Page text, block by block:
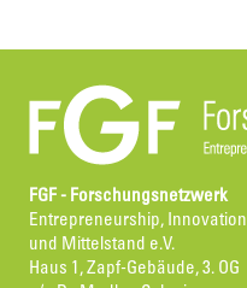
FGF - Forschungsnetzwerk
Entrepreneurship, Innovation
und Mittelstand e.V.
Haus 1, Zapf-Gebäude, 3. OG